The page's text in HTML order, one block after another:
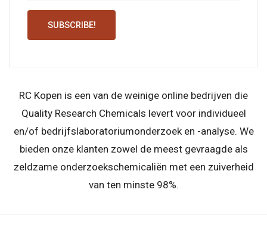
SUBSCRIBE!
RC Kopen is een van de weinige online bedrijven die
Quality Research Chemicals levert voor individueel
en/of bedrijfslaboratoriumonderzoek en -analyse. We
bieden onze klanten zowel de meest gevraagde als
zeldzame onderzoekschemicaliën met een zuiverheid
van ten minste 98%.